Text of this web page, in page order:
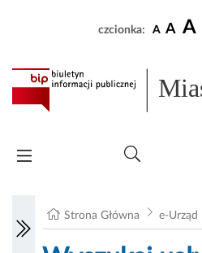
czcionka: A A A
Strona Główna e-Urząd